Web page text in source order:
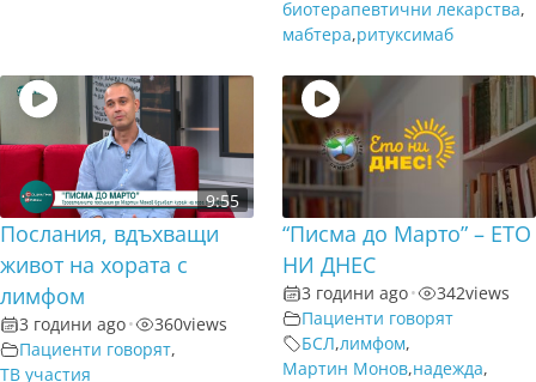
биотерапевтични лекарства,
мабтера,ритуксимаб
9:55
Послания, вдъхващи
живот на хората с
лимфом
3 години ago• 360views
Пациенти говорят,
ТВ участия
“Писма до Марто” – ЕТО
НИ ДНЕС
3 години ago• 342views
Пациенти говорят
БСЛ,лимфом,
Мартин Монов,надежда,